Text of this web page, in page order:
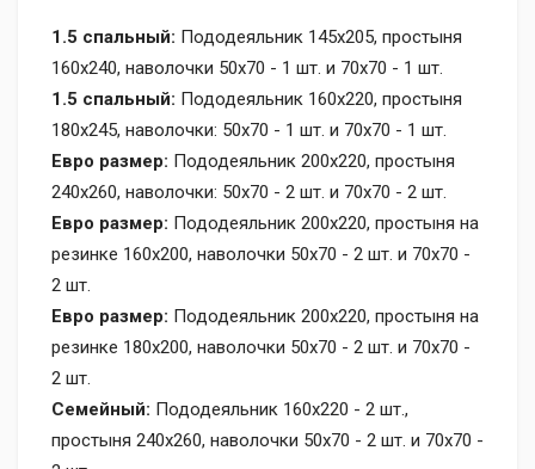
1.5 спальный: Пододеяльник 145х205, простыня
160х240, наволочки 50х70 - 1 шт. и 70х70 - 1 шт.
1.5 спальный: Пододеяльник 160х220, простыня
180x245, наволочки: 50х70 - 1 шт. и 70х70 - 1 шт.
Евро размер: Пододеяльник 200х220, простыня
240х260, наволочки: 50х70 - 2 шт. и 70х70 - 2 шт.
Евро размер: Пододеяльник 200х220, простыня на
резинке 160х200, наволочки 50х70 - 2 шт. и 70х70 -
2 шт.
Евро размер: Пододеяльник 200х220, простыня на
резинке 180х200, наволочки 50х70 - 2 шт. и 70х70 -
2 шт.
Семейный: Пододеяльник 160х220 - 2 шт.,
простыня 240х260, наволочки 50х70 - 2 шт. и 70х70 -